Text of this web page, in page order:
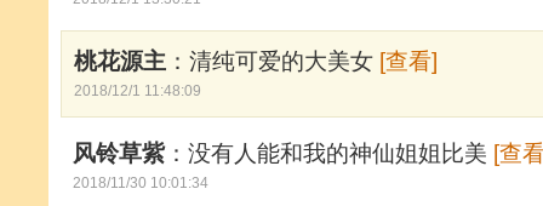
桃花源主 ：清纯可爱的大美女 [查看]
2018/12/1 11:48:09
风铃草紫：没有人能和我的神仙姐姐比美 [查
2018/11/30 10:01:34